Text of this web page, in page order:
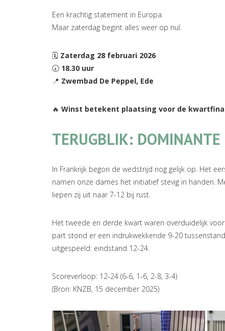
Een krachtig statement in Europa.
Maar zaterdag begint alles weer op nul.
🗓 Zaterdag 28 februari 2026
🕢 18.30 uur
📍 Zwembad De Peppel, Ede
🔥 Winst betekent plaatsing voor de
TERUGBLIK:
In Frankrijk begon de wedstrijd nog gelijk op. Het
namen onze dames het initiatief stevig in handen.
liepen zij uit naar 7-12 bij rust.
Het tweede en derde kwart waren overduidelijk
part stond er een indrukwekkende 9-20
uitgespeeld: eindstand 12-24.
Scoreverloop: 12-24 (6-6, 1-6, 2-8, 3-4)
(Bron: KNZB, 15 december 2025)